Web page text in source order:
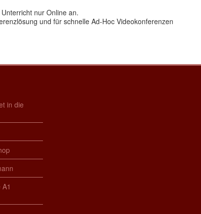
nur Online an.
und für schnelle Ad-Hoc Videokonferenzen
in die